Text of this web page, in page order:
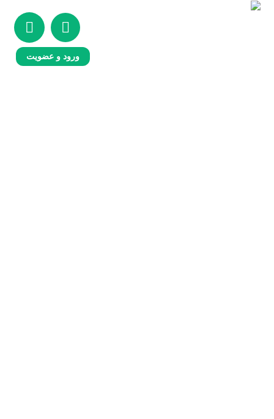
ورود و عضویت